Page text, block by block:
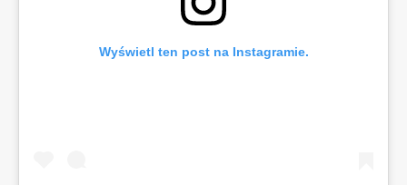
Wyświetl ten post na Instagramie.